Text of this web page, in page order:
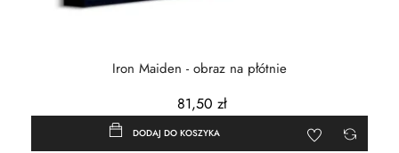
Iron Maiden - obraz na płótnie
81,50 zł
DODAJ DO KOSZYKA